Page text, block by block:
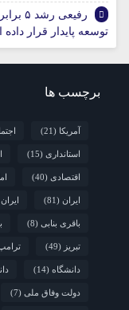
توسعه پایدار قرار
برچسب ها
آمریکا (21)
استانداری (15)
اقتصادی (40)
ایران (81)
باقری بنابی (8)
تبریز (49)
دانشگاه (14)
دولت وفاق ملی (7)